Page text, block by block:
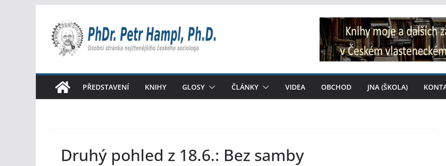
obsah
PŘEDSTAVENÍ KNIHY GLOSY ČLÁNKY VIDEA OBCHOD JNA (ŠKOLA)
Druhý pohled z 18.6.: Bez samby